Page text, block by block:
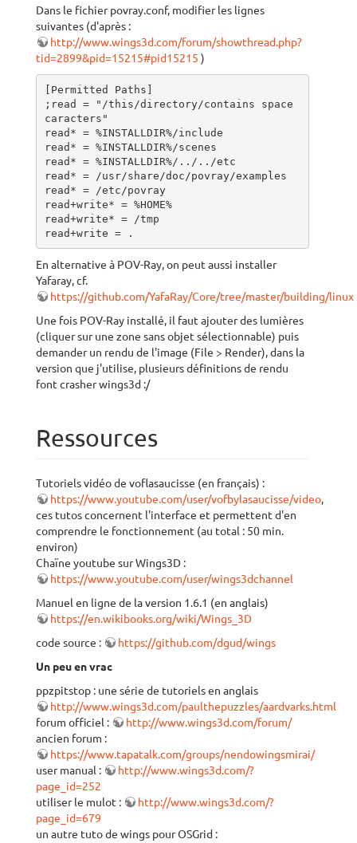
Dans le fichier povray.conf, modifier les lignes
suivantes (d'après :
http://www.wings3d.com/forum/showthread.php?
tid=2899&pid=15215#pid15215 )
[Permitted Paths]
;read = "/this/directory/contains space
caracters"
read* = %INSTALLDIR%/include
read* = %INSTALLDIR%/scenes
read* = %INSTALLDIR%/../../etc
read* = /usr/share/doc/povray/examples
read* = /etc/povray
read+write* = %HOME%
read+write* = /tmp
read+write = .
En alternative à POV-Ray, on peut aussi installer
Yafaray, cf.
https://github.com/YafaRay/Core/tree/master/building/linux
Une fois POV-Ray installé, il faut ajouter des lumières
(cliquer sur une zone sans objet sélectionnable) puis
demander un rendu de l'image (File > Render), dans la
version que j'utilise, plusieurs définitions de rendu
font crasher wings3d :/
Ressources
Tutoriels vidéo de voflasaucisse (en français) :
https://www.youtube.com/user/vofbylasaucisse/video,
ces tutos concernent l'interface et permettent d'en
comprendre le fonctionnement (au total : 50 min.
environ)
Chaïne youtube sur Wings3D :
https://www.youtube.com/user/wings3dchannel
Manuel en ligne de la version 1.6.1 (en anglais)
https://en.wikibooks.org/wiki/Wings_3D
code source :
https://github.com/dgud/wings
Un peu en vrac
ppzpitstop : une série de tutoriels en anglais
http://www.wings3d.com/paulthepuzzles/aardvarks.html
forum officiel :
http://www.wings3d.com/forum/
ancien forum :
https://www.tapatalk.com/groups/nendowingsmirai/
user manual :
http://www.wings3d.com/?
page_id=252
utiliser le mulot :
http://www.wings3d.com/?
page_id=679
un autre tuto de wings pour OSGrid :